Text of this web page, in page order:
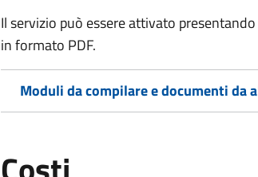
Il servizio può essere attivato
in formato PDF.
Moduli da compilare e documenti da